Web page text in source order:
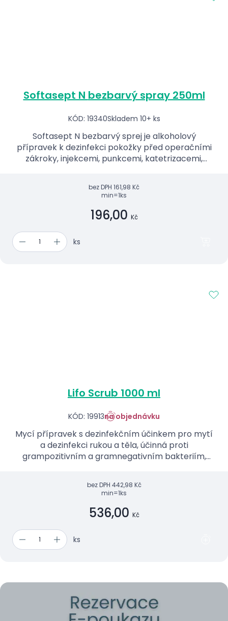
Softasept N bezbarvý spray 250ml
KÓD: 19340Skladem 10+ ks
Softasept N bezbarvý sprej je alkoholový
přípravek k dezinfekci pokožky před operačními
zákroky, injekcemi, punkcemi, katetrizacemi,
bez DPH 161,98 Kč
min=1ks
196,00 Kč
ks
Lifo Scrub 1000 ml
KÓD: 19913na objednávku
Mycí přípravek s dezinfekčním účinkem pro mytí
a dezinfekci rukou a těla, účinná proti
grampozitivním a gramnegativním bakteriím,
bez DPH 442,98 Kč
min=1ks
536,00 Kč
ks